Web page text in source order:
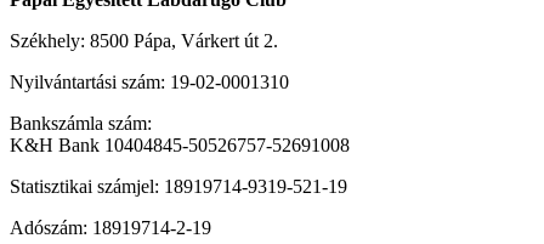
Székhely: 8500 Pápa, Várkert út 2.
Nyilvántartási szám: 19-02-0001310
Bankszámla szám:
K&H Bank 10404845-50526757-52691008
Statisztikai számjel: 18919714-9319-521-19
Adószám: 18919714-2-19